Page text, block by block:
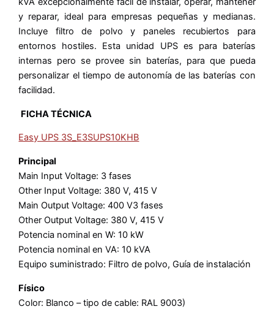
y reparar, ideal para empresas pequeñas y medianas.
Incluye filtro de polvo y paneles recubiertos para
entornos hostiles. Esta unidad UPS es para baterías
internas pero se provee sin baterías, para que pueda
personalizar el tiempo de autonomía de las baterías con
facilidad.
FICHA TÉCNICA
Easy UPS 3S_E3SUPS10KHB
Principal
Main Input Voltage: 3 fases
Other Input Voltage: 380 V, 415 V
Main Output Voltage: 400 V3 fases
Other Output Voltage: 380 V, 415 V
Potencia nominal en W: 10 kW
Potencia nominal en VA: 10 kVA
Equipo suministrado: Filtro de polvo, Guía de instalación
Físico
Color: Blanco – tipo de cable: RAL 9003)